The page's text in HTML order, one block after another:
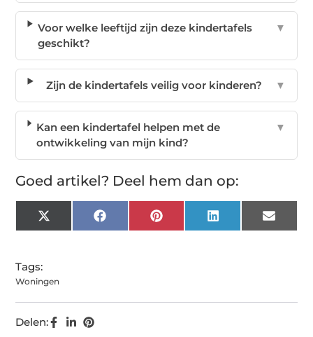
Voor welke leeftijd zijn deze kindertafels
geschikt?
▼
Zijn de kindertafels veilig voor kinderen? ▼
Kan een kindertafel helpen met de
ontwikkeling van mijn kind?
▼
Goed artikel? Deel hem dan op:
X
(Twitter)
Facebook Pinterest LinkedIn Email
Tags:
Woningen
Delen: